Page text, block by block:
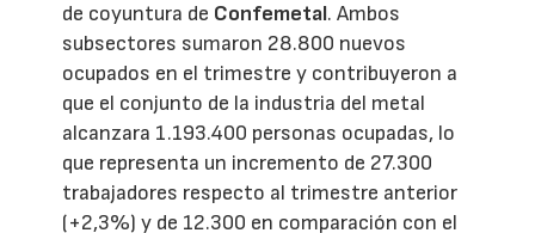
de coyuntura de Confemetal. Ambos
subsectores sumaron 28.800 nuevos
ocupados en el trimestre y contribuyeron a
que el conjunto de la industria del metal
alcanzara 1.193.400 personas ocupadas, lo
que representa un incremento de 27.300
trabajadores respecto al trimestre anterior
(+2,3%) y de 12.300 en comparación con el